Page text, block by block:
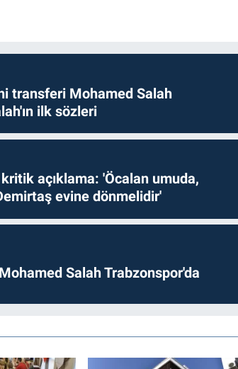
transferi Mohamed Salah
ilk sözleri
açıklama: 'Öcalan umuda,
evine dönmelidir'
Salah Trabzonspor'da